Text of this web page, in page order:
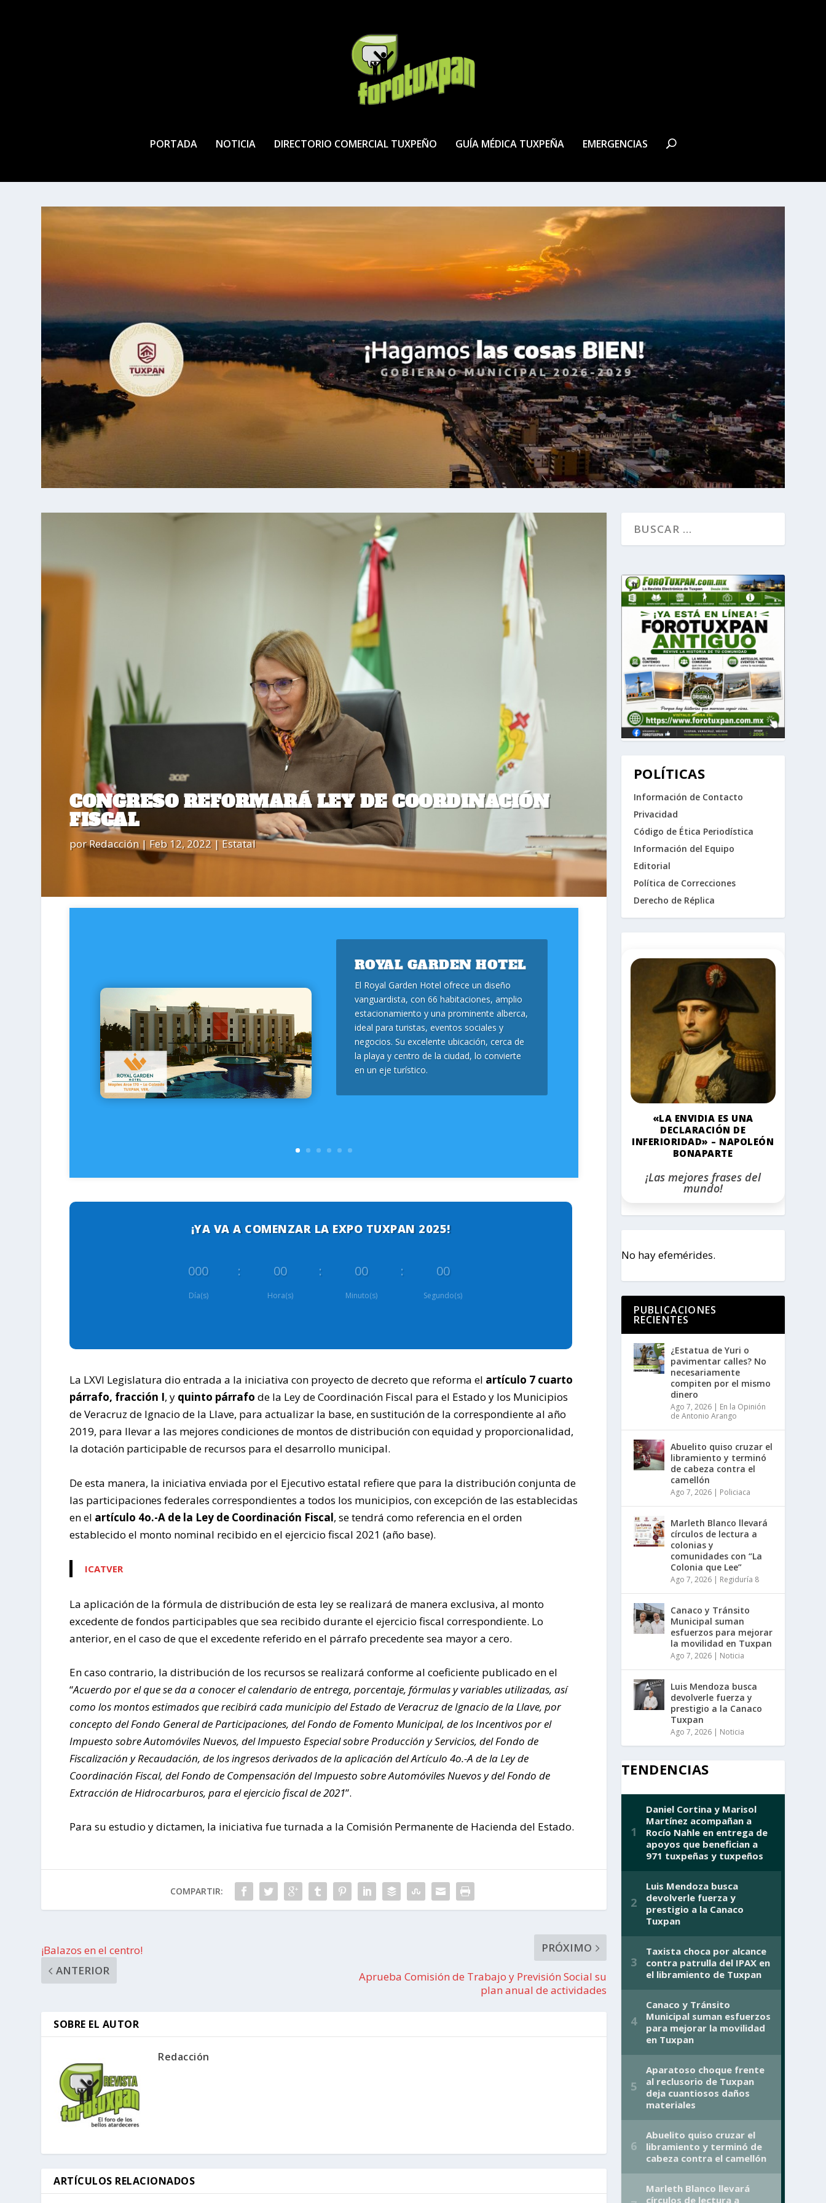
PORTADA NOTICIA DIRECTORIO COMERCIAL TUXPEÑO GUÍA MÉDICA TUXPEÑA EMERGENCIAS
CONGRESO REFORMARÁ LEY DE COORDINACIÓN
FISCAL
porRedacción| Feb 12, 2022|Estatal
ROYAL GARDEN HOTEL
El Royal Garden Hotel ofrece un diseño
vanguardista, con 66 habitaciones, amplio
estacionamiento y una prominente alberca,
ideal para turistas, eventos sociales y
negocios. Su excelente ubicación, cerca de
la playa y centro de la ciudad, lo convierte
en un eje turístico.
¡YA VA A COMENZAR LA EXPO TUXPAN 2025!
000
Día(s)
: 00
Hora(s)
: 00
Minuto(s)
: 00
Segundo(s)
La LXVI Legislatura dio entrada a la iniciativa con proyecto de decreto que reforma el artículo 7 cuarto
párrafo, fracción I, y quinto párrafo de la Ley de Coordinación Fiscal para el Estado y los Municipios
de Veracruz de Ignacio de la Llave, para actualizar la base, en sustitución de la correspondiente al año
2019, para llevar a las mejores condiciones de montos de distribución con equidad y proporcionalidad,
la dotación participable de recursos para el desarrollo municipal.
De esta manera, la iniciativa enviada por el Ejecutivo estatal refiere que para la distribución conjunta de
las participaciones federales correspondientes a todos los municipios, con excepción de las establecidas
en el artículo 4o.-A de la Ley de Coordinación Fiscal, se tendrá como referencia en el orden
establecido el monto nominal recibido en el ejercicio fiscal 2021 (año base).
ICATVER
La aplicación de la fórmula de distribución de esta ley se realizará de manera exclusiva, al monto
excedente de fondos participables que sea recibido durante el ejercicio fiscal correspondiente. Lo
anterior, en el caso de que el excedente referido en el párrafo precedente sea mayor a cero.
En caso contrario, la distribución de los recursos se realizará conforme al coeficiente publicado en el
“Acuerdo por el que se da a conocer el calendario de entrega, porcentaje, fórmulas y variables utilizadas, así
como los montos estimados que recibirá cada municipio del Estado de Veracruz de Ignacio de la Llave, por
concepto del Fondo General de Participaciones, del Fondo de Fomento Municipal, de los Incentivos por el
Impuesto sobre Automóviles Nuevos, del Impuesto Especial sobre Producción y Servicios, del Fondo de
Fiscalización y Recaudación, de los ingresos derivados de la aplicación del Artículo 4o.-A de la Ley de
Coordinación Fiscal, del Fondo de Compensación del Impuesto sobre Automóviles Nuevos y del Fondo de
Extracción de Hidrocarburos, para el ejercicio fiscal de 2021”.
Para su estudio y dictamen, la iniciativa fue turnada a la Comisión Permanente de Hacienda del Estado.
COMPARTIR:
¡Balazos en el centro!
ANTERIOR
PRÓXIMO
Aprueba Comisión de Trabajo y Previsión Social su
plan anual de actividades
SOBRE EL AUTOR
Redacción
ARTÍCULOS RELACIONADOS
POLÍTICAS
Información de Contacto
Privacidad
Código de Ética Periodística
Información del Equipo
Editorial
Política de Correcciones
Derecho de Réplica
«LA ENVIDIA ES UNA
DECLARACIÓN DE
INFERIORIDAD» – NAPOLEÓN
BONAPARTE
¡Las mejores frases del
mundo!
No hay efemérides.
PUBLICACIONES
RECIENTES
¿Estatua de Yuri o
pavimentar calles? No
necesariamente
compiten por el mismo
dinero
Ago 7, 2026| En la Opinión
de Antonio Arango
Abuelito quiso cruzar el
libramiento y terminó
de cabeza contra el
camellón
Ago 7, 2026| Policiaca
Marleth Blanco llevará
círculos de lectura a
colonias y
comunidades con “La
Colonia que Lee”
Ago 7, 2026| Regiduría 8
Canaco y Tránsito
Municipal suman
esfuerzos para mejorar
la movilidad en Tuxpan
Ago 7, 2026| Noticia
Luis Mendoza busca
devolverle fuerza y
prestigio a la Canaco
Tuxpan
Ago 7, 2026| Noticia
TENDENCIAS